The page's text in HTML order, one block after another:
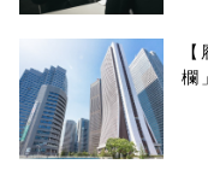
f, 'Gwindow',
'width=550,
height=450,
欄